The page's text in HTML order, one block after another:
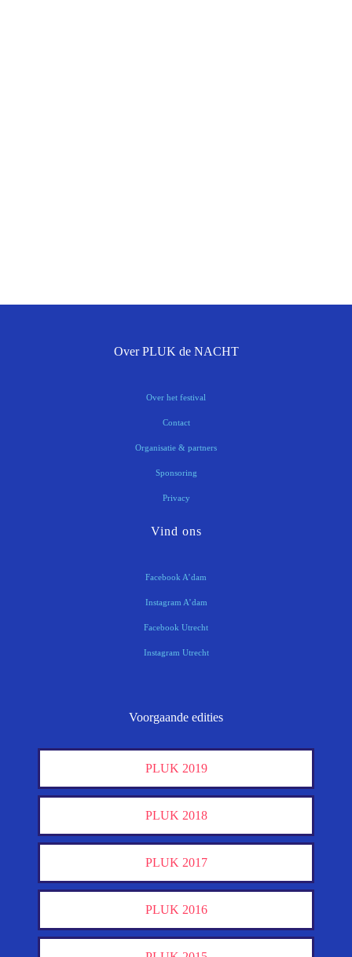
Over PLUK de NACHT
Over het festival
Contact
Organisatie & partners
Sponsoring
Privacy
Vind ons
Facebook A’dam
Instagram A’dam
Facebook Utrecht
Instagram Utrecht
Voorgaande edities
PLUK 2019
PLUK 2018
PLUK 2017
PLUK 2016